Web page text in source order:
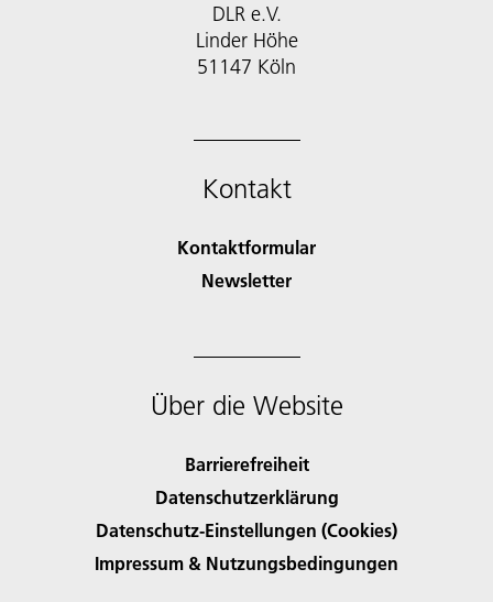
DLR e.V.
Linder Höhe
51147 Köln
Kontakt
Kontaktformular
Newsletter
Über die Website
Barrierefreiheit
Datenschutzerklärung
Datenschutz-Einstellungen (Cookies)
Impressum & Nutzungsbedingungen